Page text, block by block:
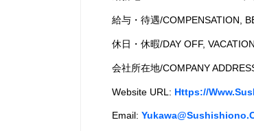
給与・待遇/COMPENSATION,
休日・休暇/DAY OFF,
会社所在地/COMPANY
Website URL: Https://
Email: